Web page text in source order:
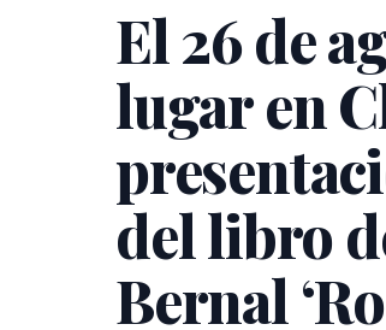
El 26 de
lugar en
del libro
Bernal